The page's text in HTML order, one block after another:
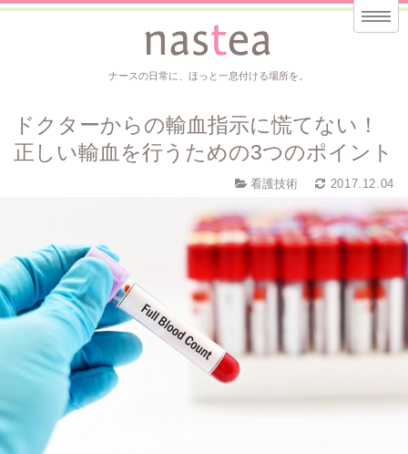
ナースの日常に、ほっと一息付ける場所を。
ドクターからの輸血指示に慌てない！
正しい輸血を行うための3つのポイント
看護技術 2017.12.04